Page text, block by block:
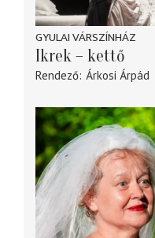
GYULAI VÁRSZÍNHÁZ
Ikrek – kettő
Rendező Árkosi Árpád